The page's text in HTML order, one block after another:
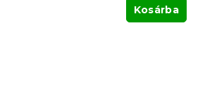
Kosárba